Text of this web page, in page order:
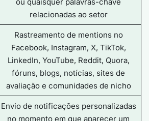
relacionadas ao setor
Rastreamento de mentions no
Facebook, Instagram, X, TikTok,
LinkedIn, YouTube, Reddit, Quora,
fóruns, blogs, notícias, sites de
avaliação e comunidades de nicho
Envio de notificações personalizadas
no momento em que aparecer um